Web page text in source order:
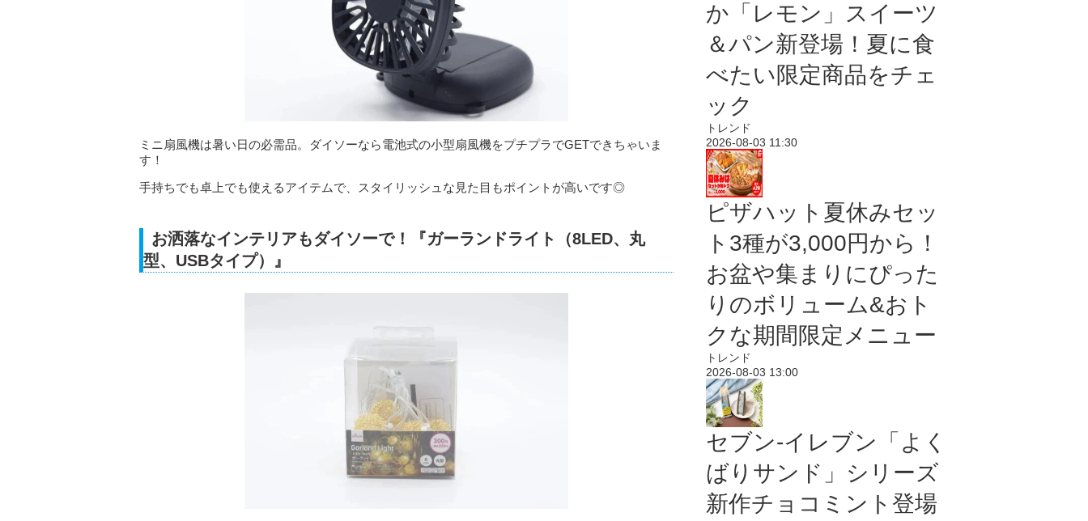
ミニ扇風機は暑い日の必需品。ダイソーなら電池式の小型扇風機をプチプラでGETできちゃいま
す！
手持ちでも卓上でも使えるアイテムで、スタイリッシュな見た目もポイントが高いです◎
お洒落なインテリアもダイソーで！『ガーランドライト（8LED、丸
型、USBタイプ）』
か「レモン」スイーツ
＆パン新登場！夏に食
べたい限定商品をチェ
ック
トレンド
2026-08-03 11:30
ピザハット夏休みセッ
ト3種が3,000円から！
お盆や集まりにぴった
りのボリューム&おト
クな期間限定メニュー
トレンド
2026-08-03 13:00
セブン‐イレブン「よく
ばりサンド」シリーズ
新作チョコミント登場